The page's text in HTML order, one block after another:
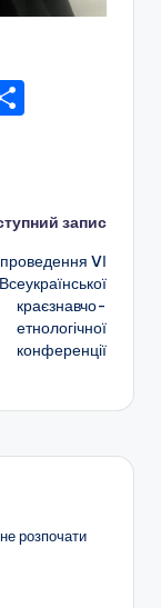
и
т
и
с
запис
VІ
Всеукраїнської
краєзнавчо-
етнологічної
конференції
розпочати